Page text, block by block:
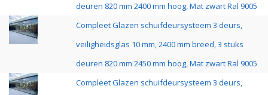
deuren 820 mm 2400 mm hoog, Mat zwart Ral 9005
Compleet Glazen schuifdeursysteem 3 deurs,
veiligheidsglas 10 mm, 2400 mm breed, 3 stuks
deuren 820 mm 2450 mm hoog, Mat zwart Ral 9005
Compleet Glazen schuifdeursysteem 3 deurs,